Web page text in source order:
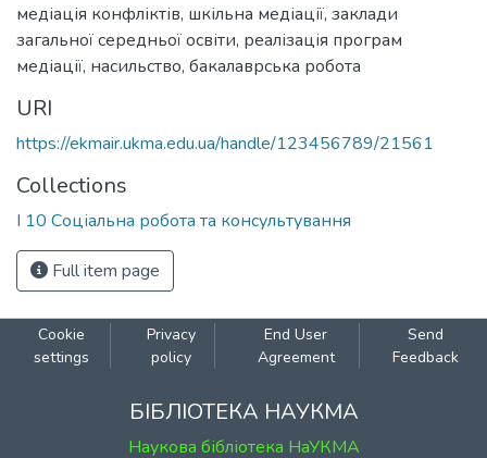
медіація конфліктів, шкільна медіації, заклади
загальної середньої освіти, реалізація програм
медіації, насильство, бакалаврська робота
URI
https://ekmair.ukma.edu.ua/handle/123456789/21561
Collections
І 10 Соціальна робота та консультування
Full item page
Cookie
settings
Privacy
policy
End User
Agreement
Send
Feedback
БІБЛІОТЕКА НАУКМА
Наукова бібліотека НаУКМА